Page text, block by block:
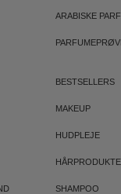
ARABISKE
BESTSELLERS
MAKEUP
HUDPLEJE
SHAMPOO